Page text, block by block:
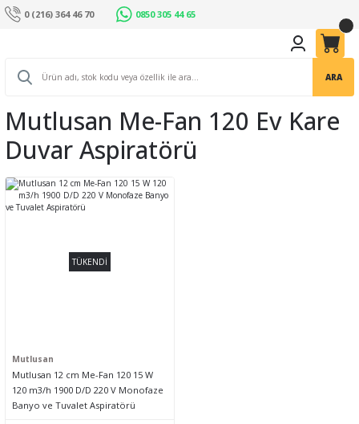
0 (216) 364 46 70 0850 305 44 65
ARA
Mutlusan Me-Fan 120 Ev Kare
Duvar Aspiratörü
TÜKENDİ
Mutlusan
Mutlusan 12 cm Me-Fan 120 15 W
120 m3/h 1900 D/D 220 V Monofaze
Banyo ve Tuvalet Aspiratörü